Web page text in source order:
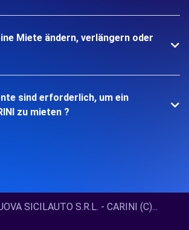
Miete ändern, verlängern oder
sind erforderlich, um ein
zu mieten ?
SICILAUTO S.R.L. - CARINI (C)...